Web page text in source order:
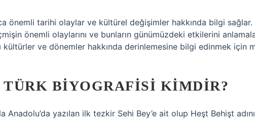
önemli tarihi olaylar ve kültürel değişimler hakkında bilgi
önemli olaylarını ve bunların günümüzdeki etkilerini
kültürler ve dönemler hakkında derinlemesine bilgi edinmek için
TÜRK BIYOGRAFISI KIMDIR?
Anadolu’da yazılan ilk tezkir Sehi Bey’e ait olup Heşt Behişt adını